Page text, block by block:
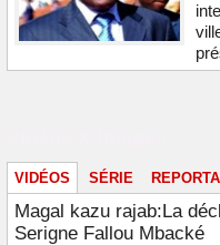
VIDÉOS SÉRIE
Magal kazu rajab:La
Serigne Fallou Mbacké